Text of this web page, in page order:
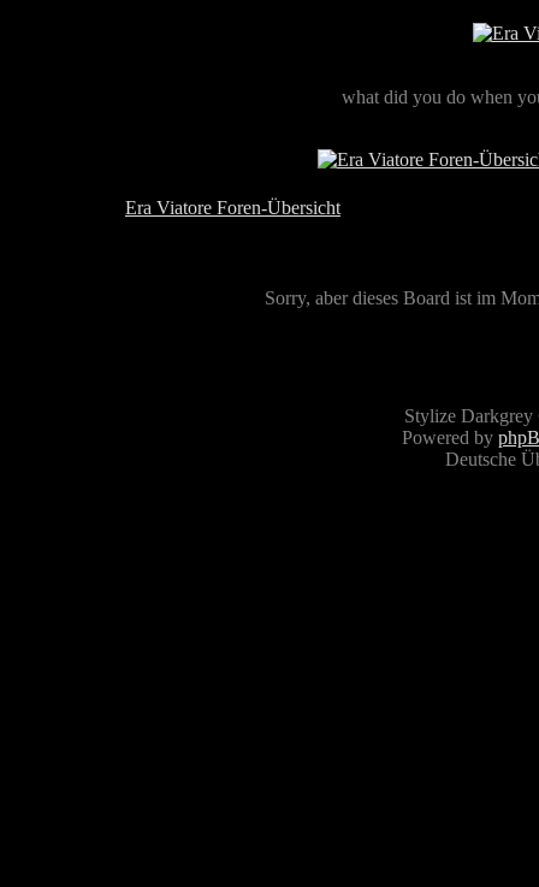
what did you do when
Era Viatore Foren-Übersicht
Sorry, aber dieses Board ist im
Stylize
Powered by
Deutsche